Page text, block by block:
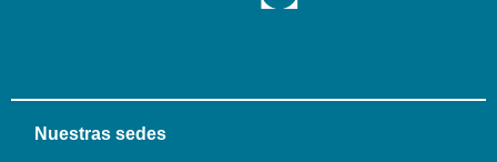
Nuestras sedes